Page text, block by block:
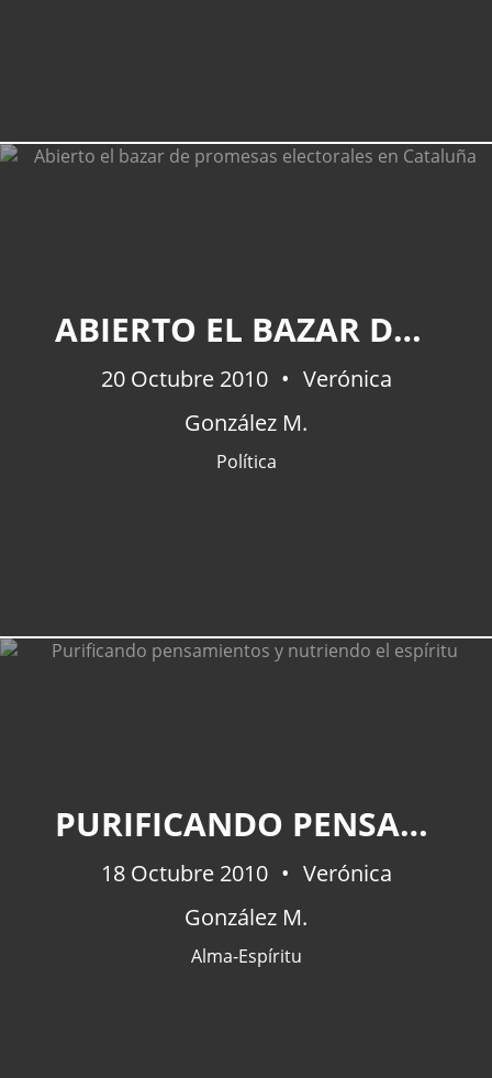
ABIERTO EL BAZAR DE PROMESAS ELECTORALES EN CATALUÑA
20 Octubre 2010
Verónica
González M.
Política
PURIFICANDO PENSAMIENTOS Y NUTRIENDO EL ESPÍRITU
18 Octubre 2010
Verónica
González M.
Alma-Espíritu